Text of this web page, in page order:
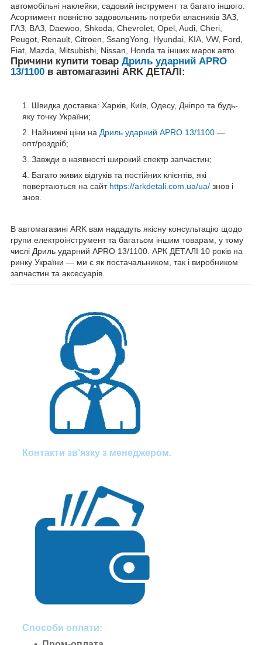
автомобільні наклейки, садовий інструмент та багато іншого.
Асортимент повністю задовольнить потреби власників ЗАЗ,
ГАЗ, ВАЗ, Daewoo, Shkoda, Chevrolet, Opel, Audi, Cheri,
Peugot, Renault, Citroen, SsangYong, Hyundai, KIA, VW, Ford,
Fiat, Mazda, Mitsubishi, Nissan, Honda та інших марок авто.
Причини купити товар Дриль ударний APRO
13/1100 в автомагазині ARK ДЕТАЛІ:
Швидка доставка: Харків, Київ, Одесу, Дніпро та будь-
яку точку України;
Найнижчі ціни на Дриль ударний APRO 13/1100 —
опт/роздріб;
Завжди в наявності широкий спектр запчастин;
Багато живих відгуків та постійних клієнтів, які
повертаються на сайт https://arkdetali.com.ua/ua/ знов і
знов.
В автомагазині ARK вам нададуть якісну консультацію щодо
групи електроінструмент та багатьом іншим товарам, у тому
числі Дриль ударний APRO 13/1100. АРК ДЕТАЛІ 10 років на
ринку України — ми є як постачальником, так і виробником
запчастин та аксесуарів.
Контакти зв'язку з менеджером.
Способи оплати: